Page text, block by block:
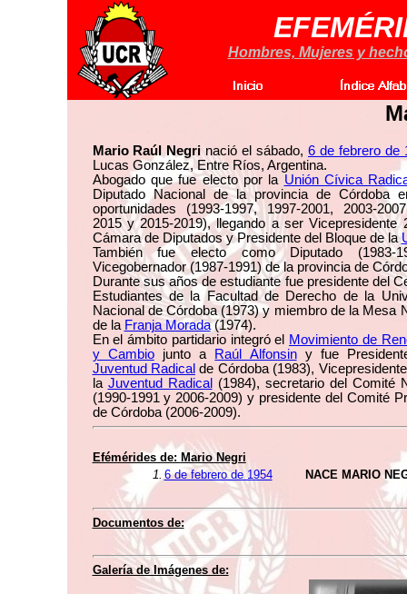
Hombres, Mujeres y
Mario Raúl Negri nació el sábado, 6 de febrero de
Lucas González, Entre Ríos, Argentina.
Abogado que fue electo por la Unión Cívica
Diputado Nacional de la provincia de Córdoba
oportunidades (1993-1997, 1997-2001, 2003-
2015 y 2015-2019), llegando a ser Vicepresidente
Cámara de Diputados y Presidente del Bloque de la
También fue electo como Diputado (1983-
Vicegobernador (1987-1991) de la provincia de
Durante sus años de estudiante fue presidente del
Estudiantes de la Facultad de Derecho de la
Nacional de Córdoba (1973) y miembro de la Mesa
de la Franja Morada(1974).
En el ámbito partidario integró el
Movimiento de
y Cambiojunto a Raúl Alfonsiny fue
Juventud Radical de Córdoba (1983),
la Juventud Radical
(1984), secretario del Comité
(1990-1991 y 2006-2009) y presidente del Comité
de Córdoba (2006-2009).
Efémérides de: Mario Negri
1. 6 de febrero de 1954 NACE MARIO
Documentos de:
Galería de Imágenes de: